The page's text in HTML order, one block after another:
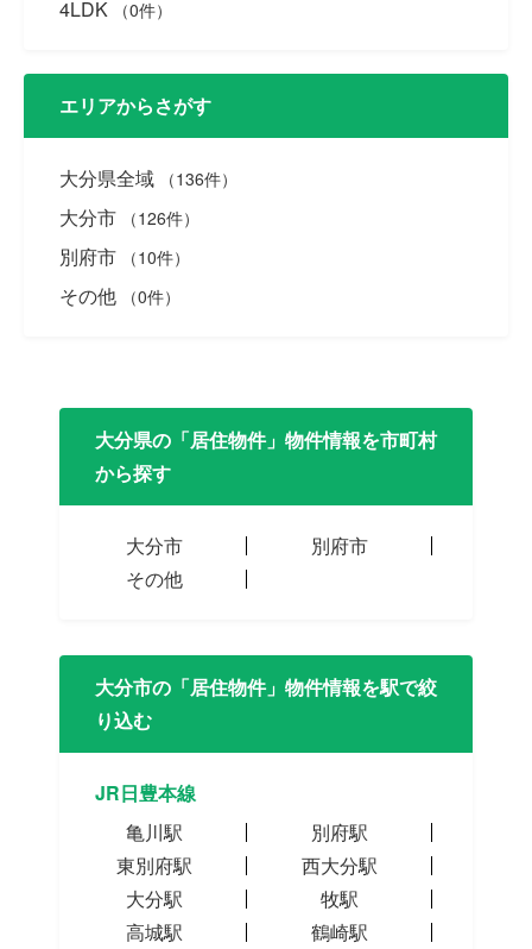
4LDK （0件）
エリアからさがす
大分県全域 （136件）
大分市 （126件）
別府市 （10件）
その他 （0件）
大分県の「居住物件」物件情報を市町村
から探す
大分市
別府市
その他
大分市の「居住物件」物件情報を駅で絞
り込む
JR日豊本線
亀川駅
別府駅
東別府駅
西大分駅
大分駅
牧駅
高城駅
鶴崎駅